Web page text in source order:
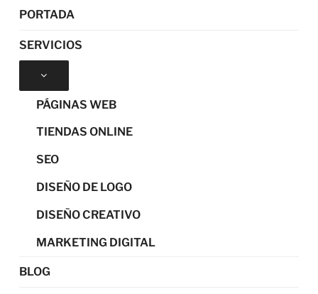
PORTADA
SERVICIOS
PÁGINAS WEB
TIENDAS ONLINE
SEO
DISEÑO DE LOGO
DISEÑO CREATIVO
MARKETING DIGITAL
BLOG